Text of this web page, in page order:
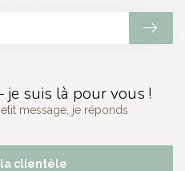
je suis là pour vous !
message, je réponds
la clientèle